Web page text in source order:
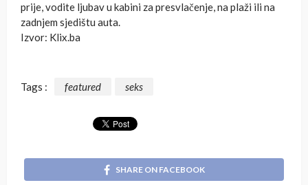
prije, vodite ljubav u kabini za presvlačenje, na plaži ili na
zadnjem sjedištu auta.
Izvor: Klix.ba
Tags : featured seks
SHARE ON FACEBOOK